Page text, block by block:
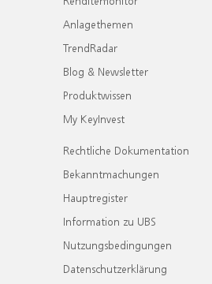
Anlagethemen
TrendRadar
Blog & Newsletter
Produktwissen
My KeyInvest
Rechtliche Dokumentation
Bekanntmachungen
Hauptregister
Information zu UBS
Nutzungsbedingungen
Datenschutzerklärung